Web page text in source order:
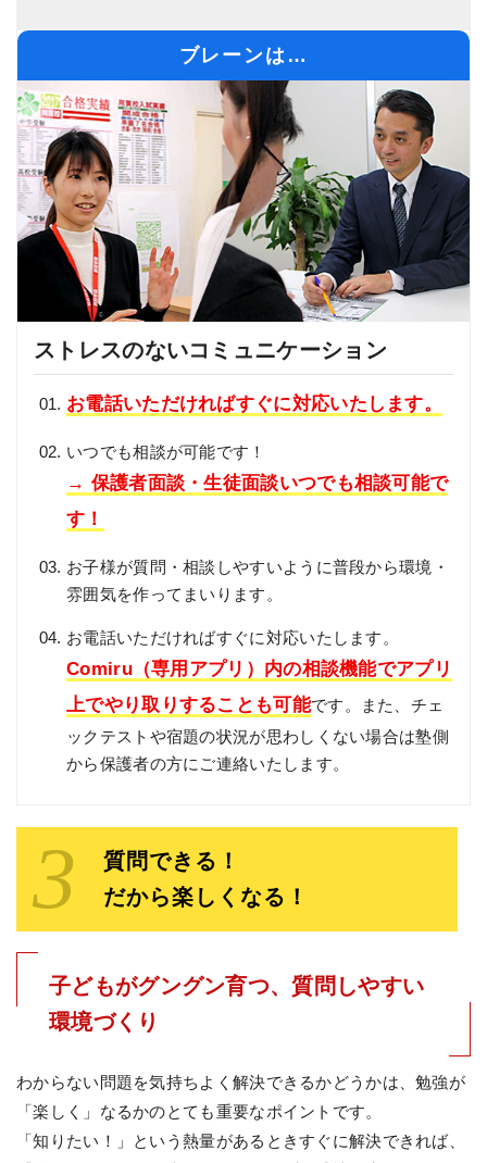
ブレーンは…
ストレスのないコミュニケーション
お電話いただければすぐに対応いたします。
いつでも相談が可能です！
→ 保護者面談・生徒面談いつでも相談可能で
す！
お子様が質問・相談しやすいように普段から環境・
雰囲気を作ってまいります。
お電話いただければすぐに対応いたします。
Comiru（専用アプリ）内の相談機能でアプリ
上でやり取りすることも可能です。また、チェ
ックテストや宿題の状況が思わしくない場合は塾側
から保護者の方にご連絡いたします。
質問できる！
だから楽しくなる！
子どもがグングン育つ、質問しやすい
環境づくり
わからない問題を気持ちよく解決できるかどうかは、勉強が
「楽しく」なるかのとても重要なポイントです。
「知りたい！」という熱量があるときすぐに解決できれば、